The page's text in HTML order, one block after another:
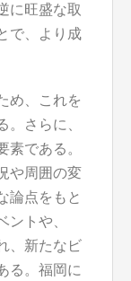
に旺盛な取
で、より成
め、これを
。さらに、
素である。
や周囲の変
論点をもと
ントや、
、新たなビ
る。福岡に